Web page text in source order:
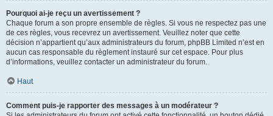
Pourquoi ai-je reçu un avertissement ?
Chaque forum a son propre ensemble de règles. Si vous ne respectez pas une
de ces règles, vous recevrez un avertissement. Veuillez noter que cette
décision n’appartient qu’aux administrateurs du forum, phpBB Limited n’est en
aucun cas responsable du règlement instauré sur cet espace. Pour plus
d’informations, veuillez contacter un administrateur du forum.
Haut
Comment puis-je rapporter des messages à un modérateur ?